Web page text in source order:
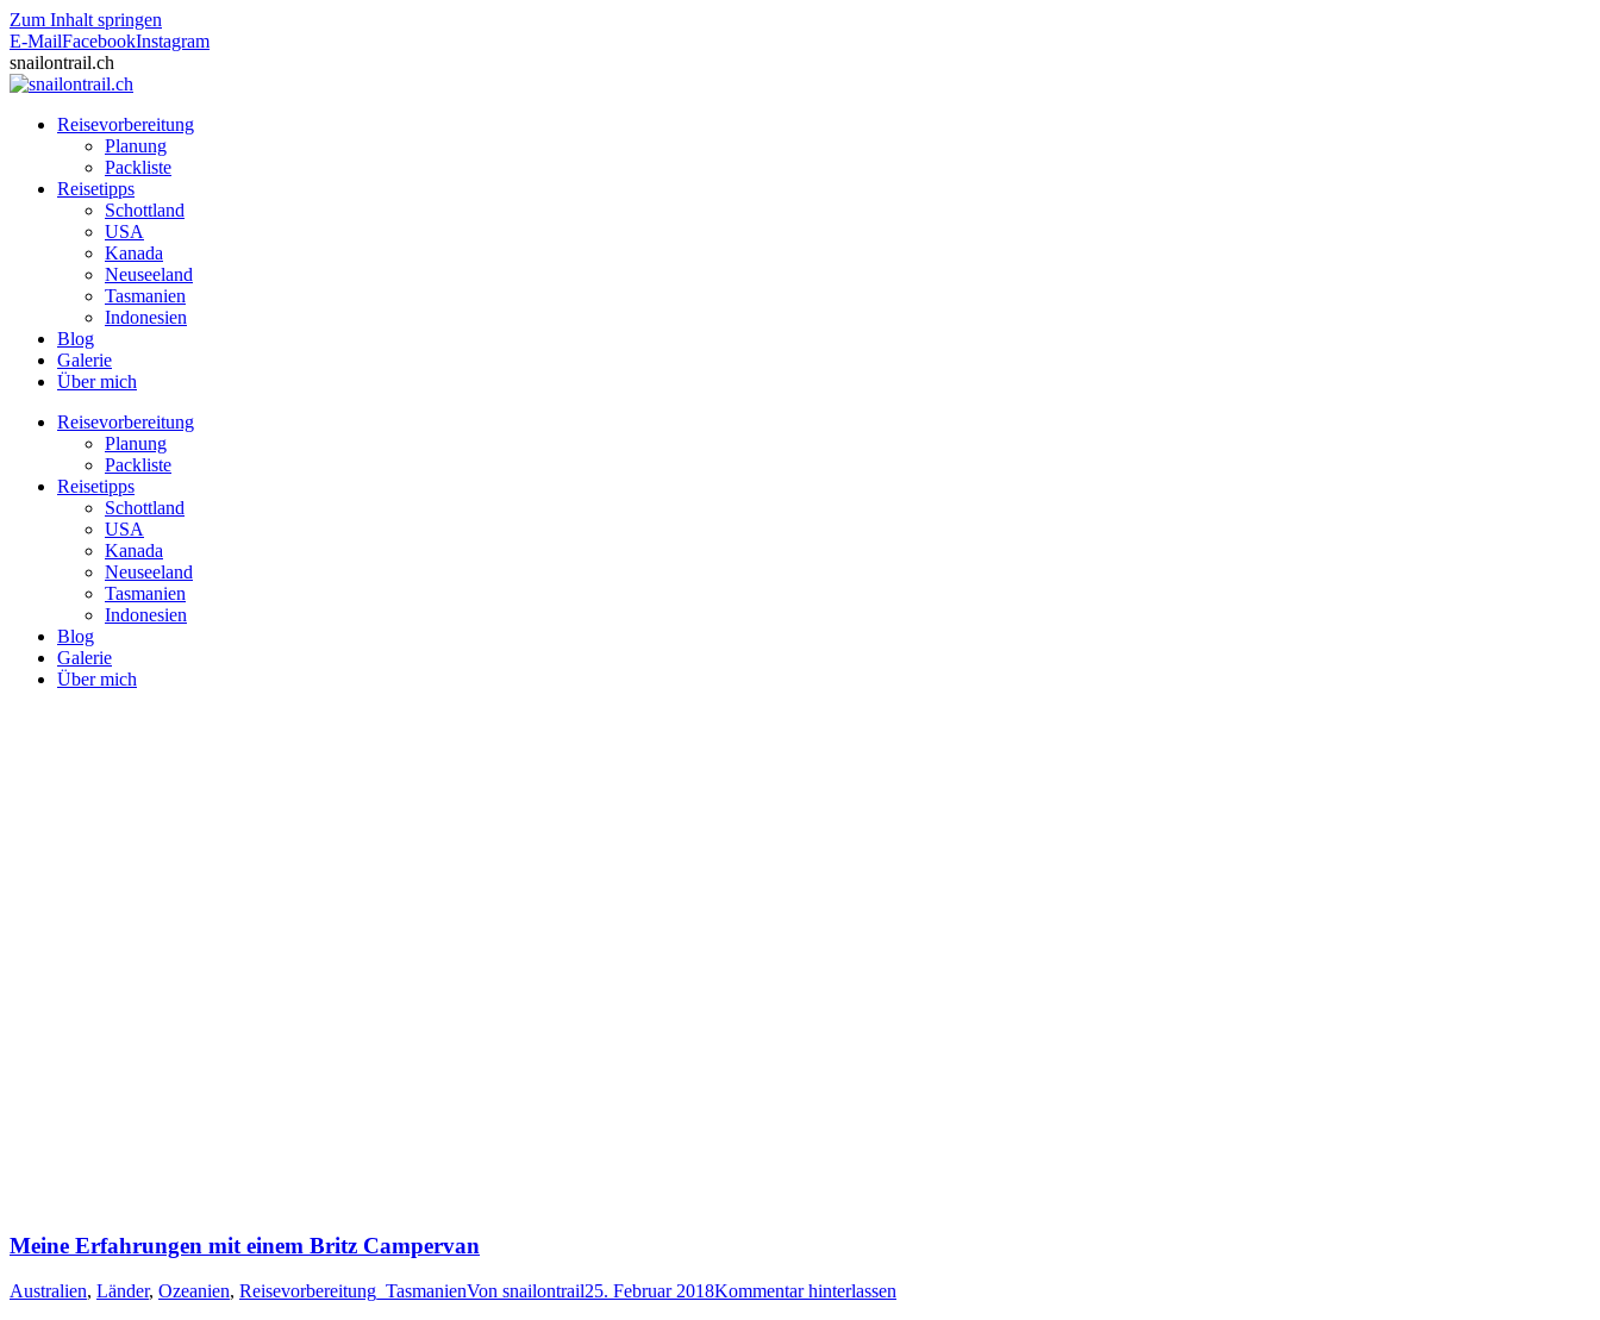
Zum Inhalt springen
E-MailFacebookInstagram
snailontrail.ch
Reisevorbereitung
Planung
Packliste
Reisetipps
Schottland
USA
Kanada
Neuseeland
Tasmanien
Indonesien
Blog
Galerie
Über mich
Reisevorbereitung
Planung
Packliste
Reisetipps
Schottland
USA
Kanada
Neuseeland
Tasmanien
Indonesien
Blog
Galerie
Über mich
Meine Erfahrungen mit einem Britz Campervan
Australien, Länder, Ozeanien, Reisevorbereitung_TasmanienVon snailontrail25. Februar 2018Kommentar hinterlassen